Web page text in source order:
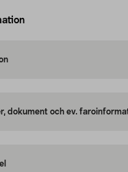
dokument och ev.